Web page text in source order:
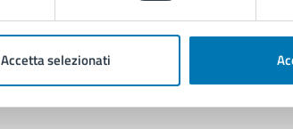
Accetta selezionati